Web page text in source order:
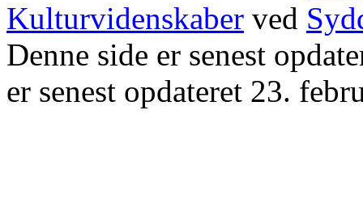
Kulturvidenskaber ved
Denne side er senest
er senest opdateret 23.